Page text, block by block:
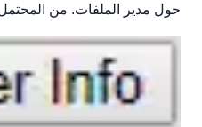
حول مدير الملفات. من المحتمل